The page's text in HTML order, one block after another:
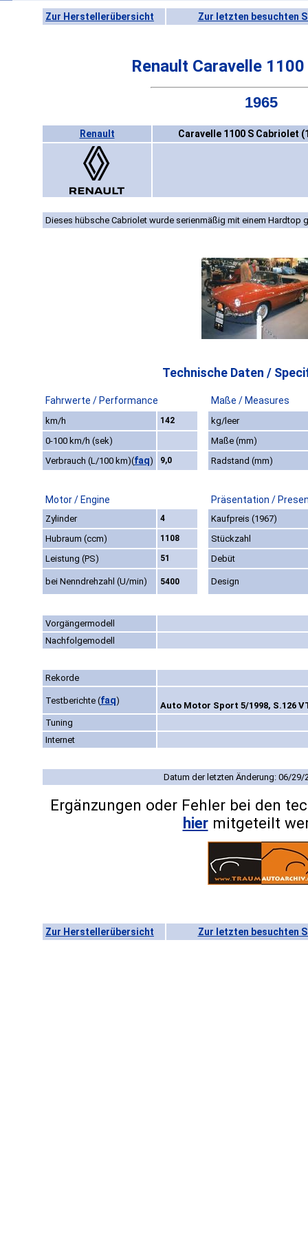
Zur Herstellerübersicht Zur letzten besuchten
Renault Caravelle
1965
Renault Caravelle 1100 S Cabriolet
Dieses hübsche Cabriolet wurde serienmäßig mit einem Hardtop
Technische Daten /
Fahrwerte / Performance Maße / Measures
km/h 142
kg/leer
0-100 km/h (sek)
Maße (mm)
Verbrauch (L/100 km)(faq) 9,0 Radstand (mm)
Motor / Engine Präsentation /
Zylinder 4
Kaufpreis (1967)
Hubraum (ccm)
1108
Stückzahl
Leistung (PS)
51 Debüt
bei Nenndrehzahl (U/min) 5400 Design
Vorgängermodell
Nachfolgemodell
Rekorde
Testberichte (faq)
Auto Motor Sport 5/1998, S.126
Tuning
Internet
Datum der letzten Änderung: 06/29/
Ergänzungen oder Fehler bei den
hiermitgeteilt
Zur Herstellerübersicht Zur letzten besuchten